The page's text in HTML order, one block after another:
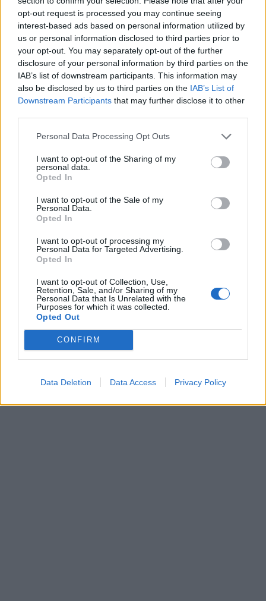
opt-out request is processed you may continue seeing
interest-based ads based on personal information utilized by
us or personal information disclosed to third parties prior to
your opt-out. You may separately opt-out of the further
disclosure of your personal information by third parties on the
IAB’s list of downstream participants. This information may
also be disclosed by us to third parties on the IAB’s List of
Downstream Participants that may further disclose it to other
Personal Data Processing Opt Outs
I want to opt-out of the Sharing of my
personal data.
Opted In
I want to opt-out of the Sale of my
Personal Data.
Opted In
I want to opt-out of processing my
Personal Data for Targeted Advertising.
Opted In
I want to opt-out of Collection, Use,
Retention, Sale, and/or Sharing of my
Personal Data that Is Unrelated with the
Purposes for which it was collected.
Opted Out
CONFIRM
Data Deletion Data Access Privacy Policy
L’un des meilleurs remèdes naturel pour les
infections des oreilles et de cérumen :
Pour préparer ce remède il ne vous faudra que deux
ingrédients – vinaigre blanc et alcool à friction.